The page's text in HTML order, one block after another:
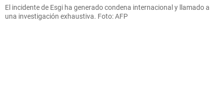
El incidente de Esgi ha generado condena internacional y llamado a
una investigación exhaustiva. Foto: AFP